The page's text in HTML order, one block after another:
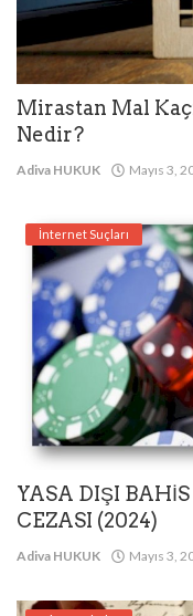
Mirastan Mal
Nedir?
Adiva HUKUK Mayıs 3,
İnternet Suçları
YASA DIŞI BAHİS
CEZASI (2024)
Adiva HUKUK Mayıs 3,